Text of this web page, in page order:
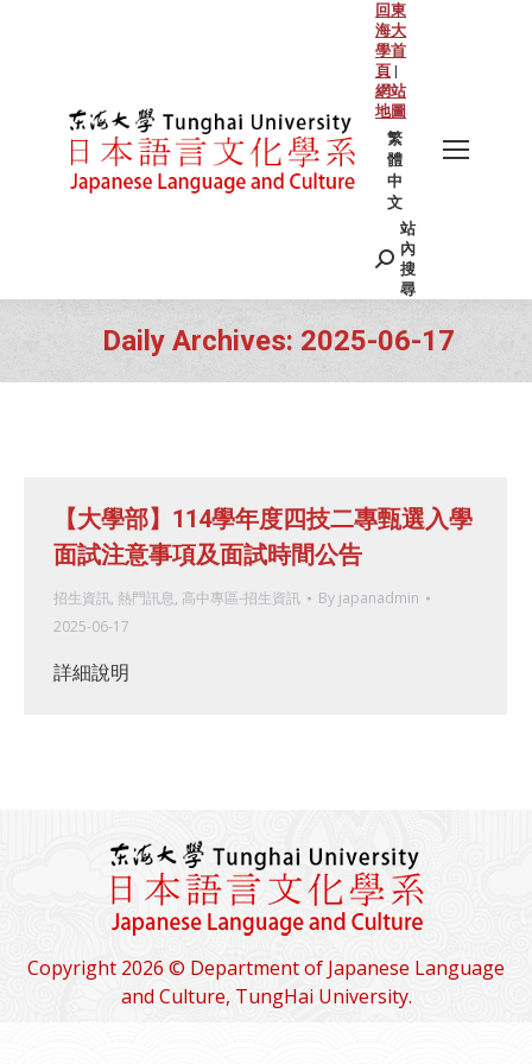
回東
海大
學首
頁 |
網站
地圖
繁
體
中
文
Search:
站
內
搜
尋
Daily Archives: 2025-06-17
You are here:
【大學部】114學年度四技二專甄選入學
面試注意事項及面試時間公告
招生資訊, 熱門訊息, 高中專區-招生資訊 By japanadmin
2025-06-17
詳細說明
Copyright 2026 © Department of Japanese Language
and Culture, TungHai University.